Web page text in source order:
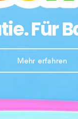
Für
Mehr erfahren